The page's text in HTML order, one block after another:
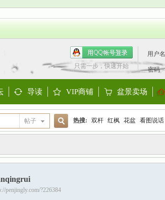
用户名
密码
只需一步，快速开始
导读 VIP商铺 盆景卖场
帖子
搜
热搜: 双杆 红枫 花盆 看图说话
penjingly.com/?226384